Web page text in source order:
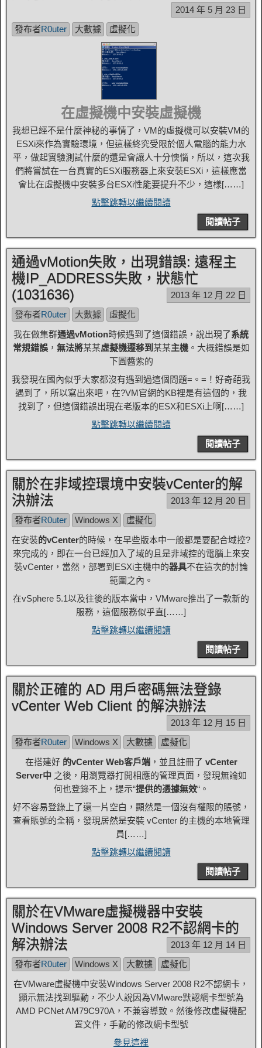
2014 年 5 月 23 日
發布者R0uter 大數據 虛擬化
在虛擬機中安裝虛擬機
我想已經不是什麼神秘的事情了，VM的虛擬機可以安裝VM的
ESXi來作為實驗環境，但這樣終究受限於個人電腦的能力水
平，做起實驗測試什麼的還是會讓人十分懊惱，所以，這次我
們將嘗試在一台真實的ESXi服務器上來安裝ESXi，這樣應當
會比在虛擬機中安裝多台ESXi性能要提升不少，這樣[……]
點擊跳轉以繼續閱讀
閱讀帖子
通過vMotion失敗，出現錯誤: 遠程主
機IP_ADDRESS失敗，狀態忙
(1031636)
2013 年 12 月 22 日
發布者R0uter 大數據
虛擬化
我在做集群通過vMotion時候遇到了這個錯誤，說出現了系統
常規錯誤， 無法將某某虛擬機遷移到某某主機。大概錯誤是如
下圖醬紫的
我發現在國內似乎大家都沒有遇到過這個問題=。=！好奇葩我
遇到了，所以寫出來吧，在?VM官網的KB裡是有這個的，我
找到了，但這個錯誤出現在老版本的ESX和ESXi上啊[……]
點擊跳轉以繼續閱讀
閱讀帖子
關於在非域控環境中安裝vCenter的解
決辦法
2013 年 12 月 20 日
發布者R0uter Windows X
虛擬化
在安裝的vCenter的時候，在早些版本中一般都是要配合域控?
來完成的，即在一台已經加入了域的且是非域控的電腦上來安
裝vCenter，當然，部署到ESXi主機中的器具不在這次的討論
範圍之內。
在vSphere 5.1以及往後的版本當中，VMware推出了一款新的
服務，這個服務似乎直[……]
點擊跳轉以繼續閱讀
閱讀帖子
關於正確的 AD 用戶密碼無法登錄
vCenter Web Client 的解決辦法
2013 年 12 月 15 日
發布者R0uter Windows X 大數據
虛擬化
在搭建好 的vCenter Web客戶端，並且註冊了 vCenter
Server中 之後，用瀏覽器打開相應的管理頁面，發現無論如
何也登錄不上，提示“提供的憑據無效“。
好不容易登錄上了還一片空白，顯然是一個沒有權限的賬號，
查看賬號的全稱，發現居然是安裝 vCenter 的主機的本地管理
員[……]
點擊跳轉以繼續閱讀
閱讀帖子
關於在VMware虛擬機器中安裝
Windows Server 2008 R2不認網卡的
解決辦法
2013 年 12 月 14 日
發布者R0uter Windows X 大數據
虛擬化
在VMware虛擬機中安裝Windows Server 2008 R2不認網卡，
顯示無法找到驅動，不少人說因為VMware默認網卡型號為
AMD PCNet AM79C970A，不兼容導致。然後修改虛擬機配
置文件，手動的修改網卡型號
參見這裡